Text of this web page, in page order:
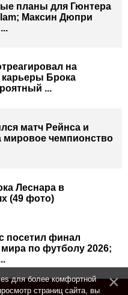
планы для Гюнтера
Максин Дюпри
на
Брока
...
матч Рейнса и
мировое чемпионство
Леснара в
(49 фото)
посетил финал
по футболу 2026;
для более комфортной
страниц сайта, вы